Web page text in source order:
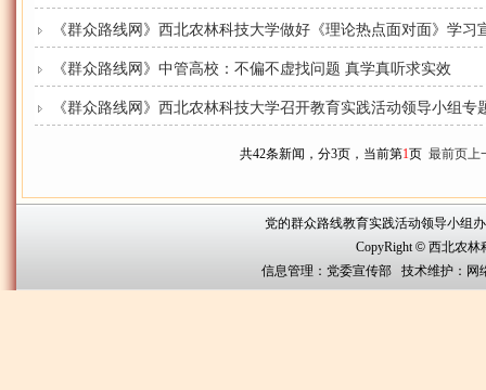
《群众路线网》西北农林科技大学做好《理论热点面对面》学习
《群众路线网》中管高校：不偏不虚找问题 真学真听求实效
《群众路线网》西北农林科技大学召开教育实践活动领导小组专
共42条新闻，分3页，当前第1页 最前页上
党的群众路线教育实践活动领导小组
CopyRight© 西北农林
信息管理：党委宣传部 技术维护：网